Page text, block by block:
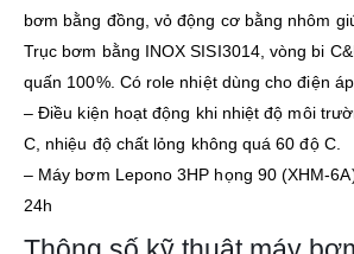
bơm bằng đồng, vỏ động cơ bằng nhôm
Trục bơm bằng INOX SISI3014, vòng bi
quấn 100%. Có role nhiệt dùng cho điện
– Điều kiện hoạt động khi nhiệt độ môi
C, nhiệu độ chất lỏng không quá 60 độ C.
– Máy bơm Lepono 3HP họng 90 (XHM-
24h